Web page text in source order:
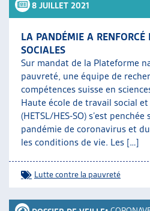
8 JUILLET 2021
LA PANDÉMIE A RENFORCÉ
SOCIALES
Sur mandat de la Plateforme
pauvreté, une équipe de
compétences suisse en
Haute école de travail social
(HETSL/HES-SO) s’est
pandémie de coronavirus et
les conditions de vie. Les […]
Lutte contre la pauvreté